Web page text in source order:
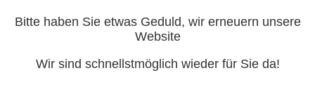
Bitte haben Sie etwas Geduld, wir erneuern unsere
Website
Wir sind schnellstmöglich wieder für Sie da!